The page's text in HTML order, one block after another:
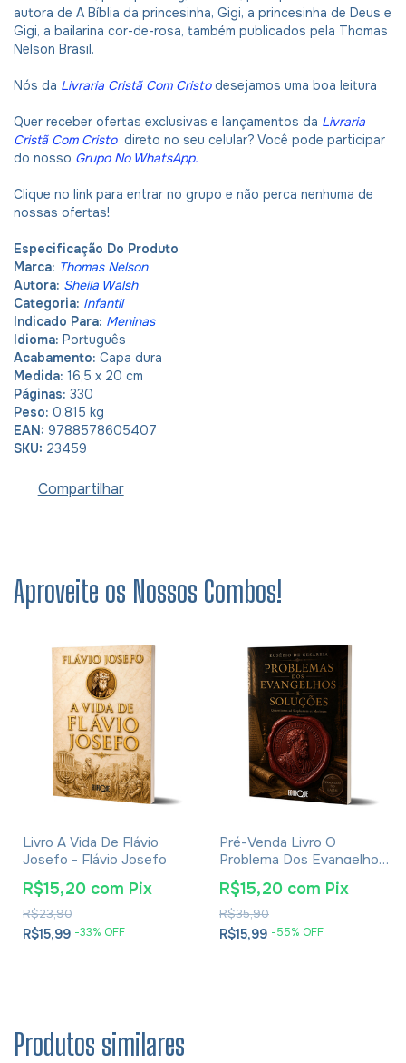
autora de A Bíblia da princesinha, Gigi, a princesinha de Deus e
Gigi, a bailarina cor-de-rosa, também publicados pela Thomas
Nelson Brasil.
Nós da Livraria Cristã Com Cristo desejamos uma boa leitura
Quer receber ofertas exclusivas e lançamentos da Livraria
Cristã Com Cristo direto no seu celular? Você pode participar
do nosso Grupo No WhatsApp.
Clique no link para entrar no grupo e não perca nenhuma de
nossas ofertas!
Especificação Do Produto
Marca: Thomas Nelson
Autora: Sheila Walsh
Categoria: Infantil
Indicado Para: Meninas
Idioma: Português
Acabamento: Capa dura
Medida: 16,5 x 20 cm
Páginas: 330
Peso: 0,815 kg
EAN: 9788578605407
SKU: 23459
Compartilhar
Aproveite os Nossos Combos!
Livro A Vida De Flávio
Josefo - Flávio Josefo
R$15,99 -33% OFF
R$23,90
R$15,20 com Pix
Pré-Venda Livro O
Problema Dos Evangelhos
E Soluções- Eusébio De
Cesareia
R$15,99 -55% OFF
R$35,90
R$15,20 com Pix
Produtos similares